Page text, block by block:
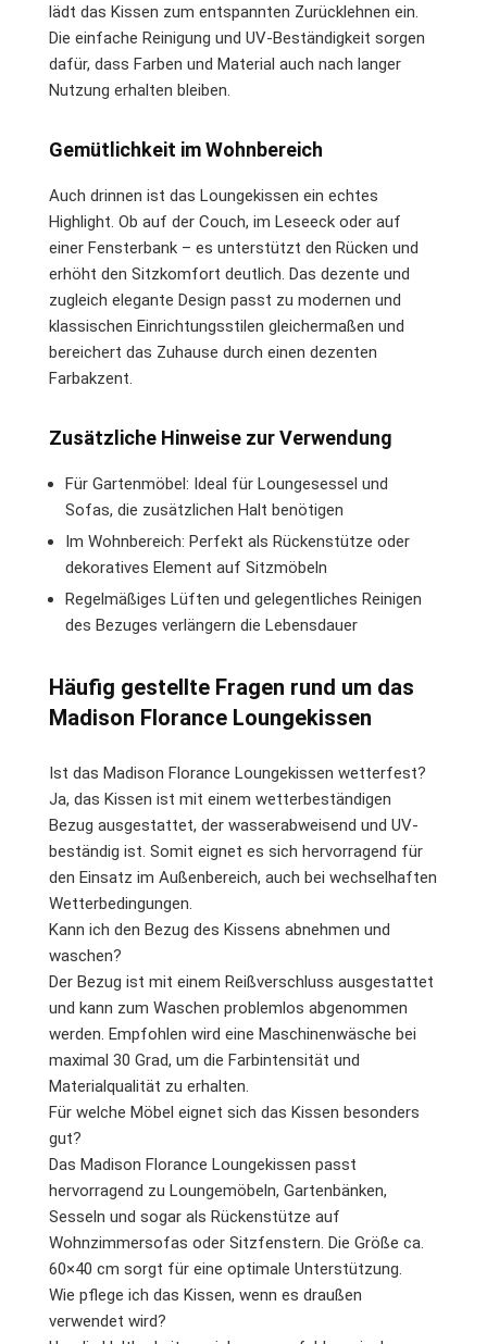
lädt das Kissen zum entspannten Zurücklehnen ein.
Die einfache Reinigung und UV-Beständigkeit sorgen
dafür, dass Farben und Material auch nach langer
Nutzung erhalten bleiben.
Gemütlichkeit im Wohnbereich
Auch drinnen ist das Loungekissen ein echtes
Highlight. Ob auf der Couch, im Leseeck oder auf
einer Fensterbank – es unterstützt den Rücken und
erhöht den Sitzkomfort deutlich. Das dezente und
zugleich elegante Design passt zu modernen und
klassischen Einrichtungsstilen gleichermaßen und
bereichert das Zuhause durch einen dezenten
Farbakzent.
Zusätzliche Hinweise zur Verwendung
Für Gartenmöbel: Ideal für Loungesessel und
Sofas, die zusätzlichen Halt benötigen
Im Wohnbereich: Perfekt als Rückenstütze oder
dekoratives Element auf Sitzmöbeln
Regelmäßiges Lüften und gelegentliches Reinigen
des Bezuges verlängern die Lebensdauer
Häufig gestellte Fragen rund um das
Madison Florance Loungekissen
Ist das Madison Florance Loungekissen wetterfest?
Ja, das Kissen ist mit einem wetterbeständigen
Bezug ausgestattet, der wasserabweisend und UV-
beständig ist. Somit eignet es sich hervorragend für
den Einsatz im Außenbereich, auch bei wechselhaften
Wetterbedingungen.
Kann ich den Bezug des Kissens abnehmen und
waschen?
Der Bezug ist mit einem Reißverschluss ausgestattet
und kann zum Waschen problemlos abgenommen
werden. Empfohlen wird eine Maschinenwäsche bei
maximal 30 Grad, um die Farbintensität und
Materialqualität zu erhalten.
Für welche Möbel eignet sich das Kissen besonders
gut?
Das Madison Florance Loungekissen passt
hervorragend zu Loungemöbeln, Gartenbänken,
Sesseln und sogar als Rückenstütze auf
Wohnzimmersofas oder Sitzfenstern. Die Größe ca.
60×40 cm sorgt für eine optimale Unterstützung.
Wie pflege ich das Kissen, wenn es draußen
verwendet wird?